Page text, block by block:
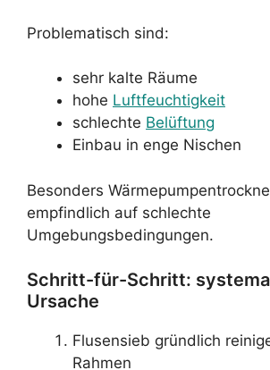
Problematisch sind:
sehr kalte Räume
hohe Luftfeuchtigkeit
schlechte Belüftung
Einbau in enge Nischen
Besonders
empfindlich auf schlechte
Umgebungsbedingungen.
Schritt-für-Schritt:
Ursache
Flusensieb gründlich
Rahmen